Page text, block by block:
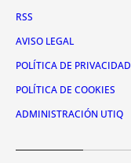
RSS
AVISO LEGAL
POLÍTICA DE PRIVACIDAD
POLÍTICA DE COOKIES
ADMINISTRACIÓN UTIQ